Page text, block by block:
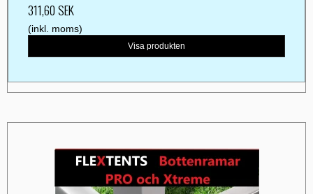
311,60 SEK
(inkl. moms)
Visa produkten